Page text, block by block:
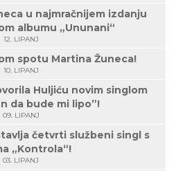
u najmračnijem izdanju
albumu „Ununani“
12. LIPANJ
spotu Martina Žuneca!
10. LIPANJ
Huljiću novim singlom
da bude mi lipo”!
09. LIPANJ
četvrti službeni singl s
„Kontrola“!
03. LIPANJ